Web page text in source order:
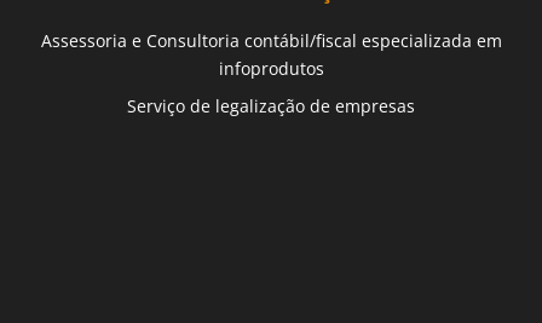
Assessoria e Consultoria contábil/fiscal especializada em
infoprodutos
Serviço de legalização de empresas